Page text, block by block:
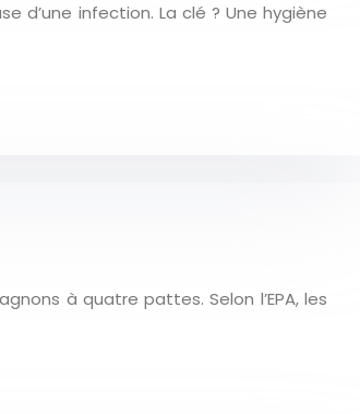
d’une infection. La clé ? Une hygiène
à quatre pattes. Selon l’EPA, les